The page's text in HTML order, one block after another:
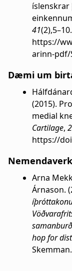
íslenskrar
41(2),5–10.
https://
arinn-pdf/
Dæmi um
(2015).
medial
Cartilage,
https://
Arna
Árnason.
hop for